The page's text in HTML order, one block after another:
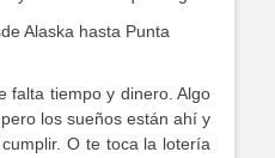
Alaska hasta Punta
falta tiempo y dinero. Algo
los sueños están ahí y
O te toca la lotería